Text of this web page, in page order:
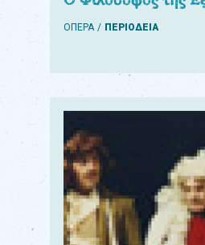
ΟΠΕΡΑ ΠΕΡΙΟΔΕΙΑ